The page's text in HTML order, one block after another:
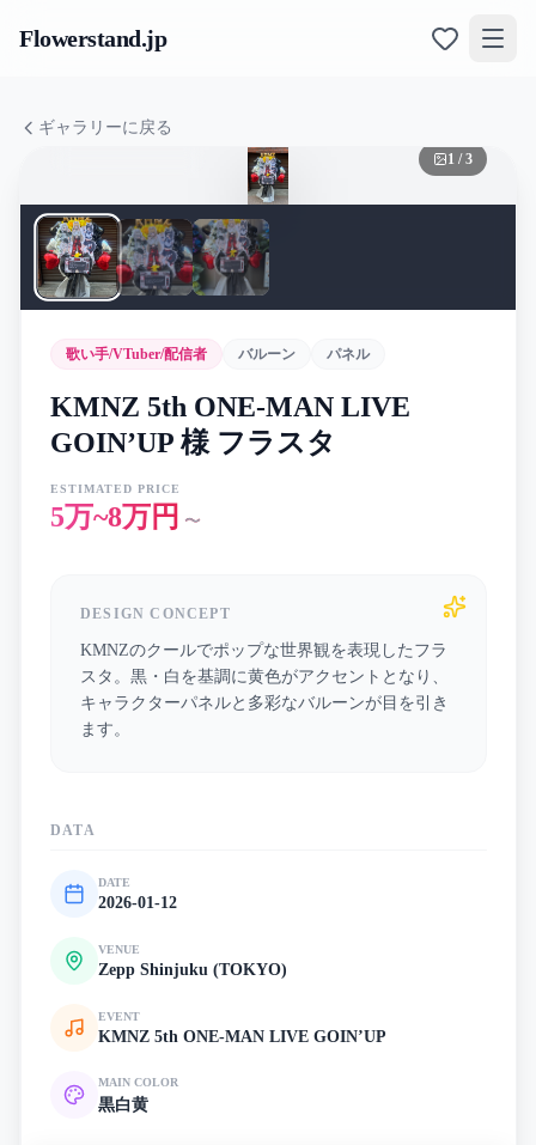
Flowerstand.jp
ギャラリーに戻る
1 /3
歌い手/VTuber/配信者 バルーン パネル
KMNZ 5th ONE-MAN LIVE
GOIN’UP 様 フラスタ
ESTIMATED PRICE
5万~8万円 〜
DESIGN CONCEPT
KMNZのクールでポップな世界観を表現したフラ
スタ。黒・白を基調に黄色がアクセントとなり、
キャラクターパネルと多彩なバルーンが目を引き
ます。
DATA
DATE
2026-01-12
VENUE
Zepp Shinjuku (TOKYO)
EVENT
KMNZ 5th ONE-MAN LIVE GOIN’UP
MAIN COLOR
黒白黄